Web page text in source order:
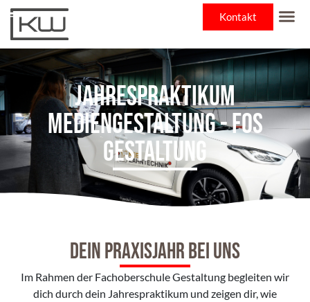
Kontakt
Jahrespraktikum
Mediengestaltung - FOS
Gestaltung
Dein Praxisjahr bei uns
Im Rahmen der Fachoberschule Gestaltung begleiten wir
dich durch dein Jahrespraktikum und zeigen dir, wie